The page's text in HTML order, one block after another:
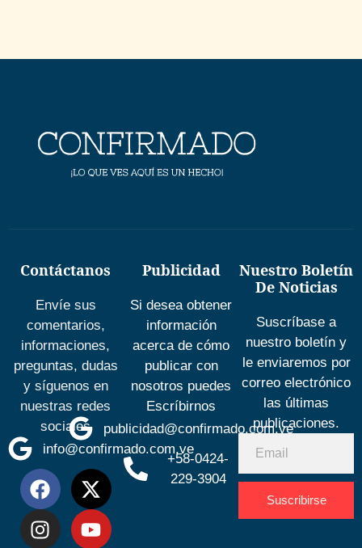
Contáctanos
Envíe sus
comentarios,
informaciones,
preguntas, dudas
y síguenos en
nuestras redes
sociales
info@confirmado.com.ve
Publicidad
Si desea obtener
información
acerca de cómo
publicar con
nosotros puedes
Escríbirnos
publicidad@confirmado.com.ve
+58-0424-
229-3904
Nuestro Boletín
De Noticias
Suscríbase a
nuestro boletín y
le enviaremos por
correo electrónico
las últimas
publicaciones.
Suscribirse